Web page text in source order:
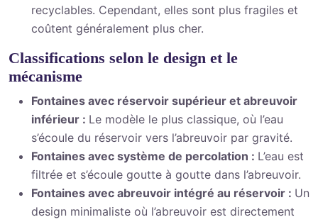
recyclables. Cependant, elles sont plus fragiles et
coûtent généralement plus cher.
Classifications selon le design et le
mécanisme
Fontaines avec réservoir supérieur et abreuvoir
inférieur : Le modèle le plus classique, où l’eau
s’écoule du réservoir vers l’abreuvoir par gravité.
Fontaines avec système de percolation : L’eau est
filtrée et s’écoule goutte à goutte dans l’abreuvoir.
Fontaines avec abreuvoir intégré au réservoir : Un
design minimaliste où l’abreuvoir est directement